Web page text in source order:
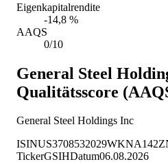
Eigenkapitalrendite
-14,8 %
AAQS
0/10
General Steel
Qualitätsscore
General Steel Holdings Inc
ISINUS3708532029WKN
TickerGSIHDatum06.08.2026